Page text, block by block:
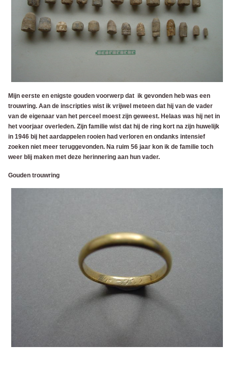
Mijn eerste en enigste gouden voorwerp dat ik gevonden heb was een
trouwring. Aan de inscripties wist ik vrijwel meteen dat hij van de vader
van de eigenaar van het perceel moest zijn geweest. Helaas was hij net in
het voorjaar overleden. Zijn familie wist dat hij de ring kort na zijn huwelijk
in 1946 bij het aardappelen rooien had verloren en ondanks intensief
zoeken niet meer teruggevonden. Na ruim 56 jaar kon ik de familie toch
weer blij maken met deze herinnering aan hun vader.
Gouden trouwring